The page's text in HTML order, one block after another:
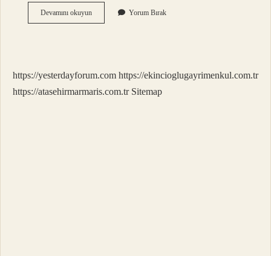
Devamını okuyunEvlilik
Teklifi
Olmalı
Yorum Bırak
https://yesterdayforum.com https://ekincioglugayrimenkul.com.tr
https://atasehirmarmaris.com.tr Sitemap